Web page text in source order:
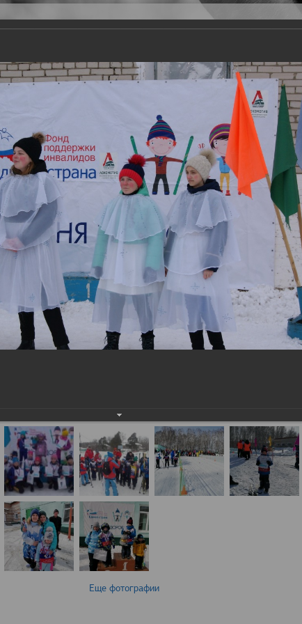
Задать вопрос
Деятельность Базы данных
Еще фотографии